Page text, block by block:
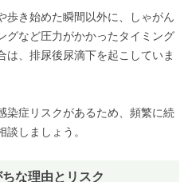
歩き始めた瞬間以外に、しゃがん
グなど圧力がかかったタイミング
は、排尿後尿滴下を起こしていま
染症リスクがあるため、頻繁に続
しましょう。
な理由とリスク